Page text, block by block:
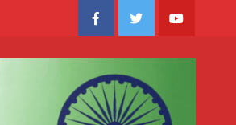
FacebookTwitter Youtube